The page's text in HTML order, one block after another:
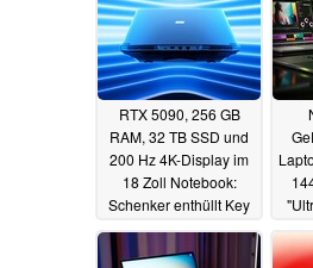
RTX 5090, 256 GB
RAM, 32 TB SSD und
200 Hz 4K-Display im
18 Zoll Notebook:
Schenker enthüllt Key
18 Pro16.04.2025
zum